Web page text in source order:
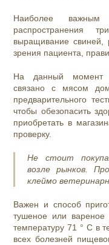
Наиболее важным
распространения
выращивание свиней,
зрения пациента,
На данный момент
связано с мясом
предварительного
чтобы обезопасить
приобретать в
проверку.
Не стоит
возле рынков.
клеймо
Важен и способ
тушеное или вареное
температуру 71 ° C в
всех болезней